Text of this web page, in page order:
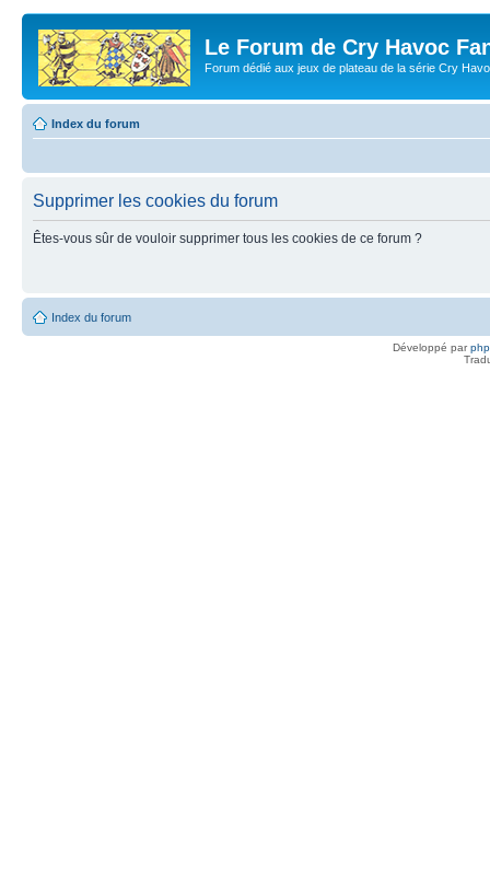
Le Forum de Cry Havoc
Forum dédié aux jeux de plateau de la série Cry
Index du forum
Supprimer les cookies du forum
Êtes-vous sûr de vouloir supprimer tous les cookies de ce forum ?
Index du forum
Développé par